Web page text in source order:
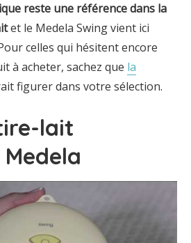
reste une référence dans la
et le Medela Swing vient ici
celles qui hésitent encore
à acheter, sachez que la
figurer dans votre sélection.
lait